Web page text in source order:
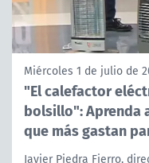
Miércoles 1 de julio de
"El calefactor
bolsillo": Aprenda
que más gastan
Javier Piedra Fierro,